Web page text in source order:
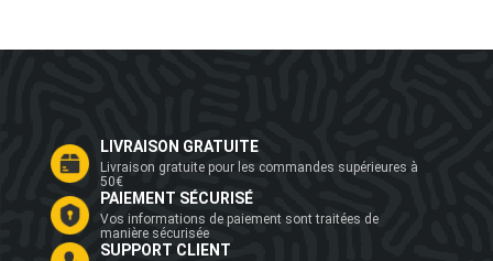
LIVRAISON GRATUITE
Livraison gratuite pour les commandes supérieures à
50€
PAIEMENT SÉCURISÉ
Vos informations de paiement sont traitées de
manière sécurisée
SUPPORT CLIENT